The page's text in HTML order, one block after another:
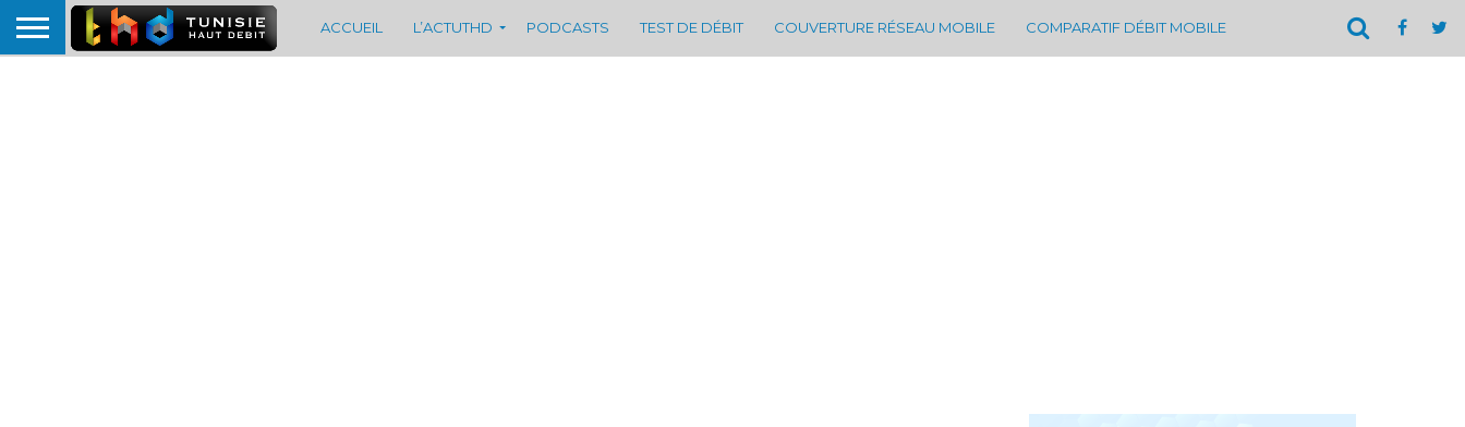
ACCUEIL L’ACTUTHD PODCASTS TEST DE DÉBIT COUVERTURE RÉSEAU MOBILE COMPARATIF DÉBIT MOBILE